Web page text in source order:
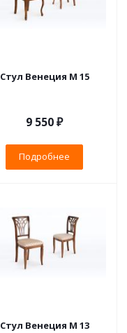
Стул Венеция М 15
9 550 ₽
Подробнее
Стул Венеция М 13